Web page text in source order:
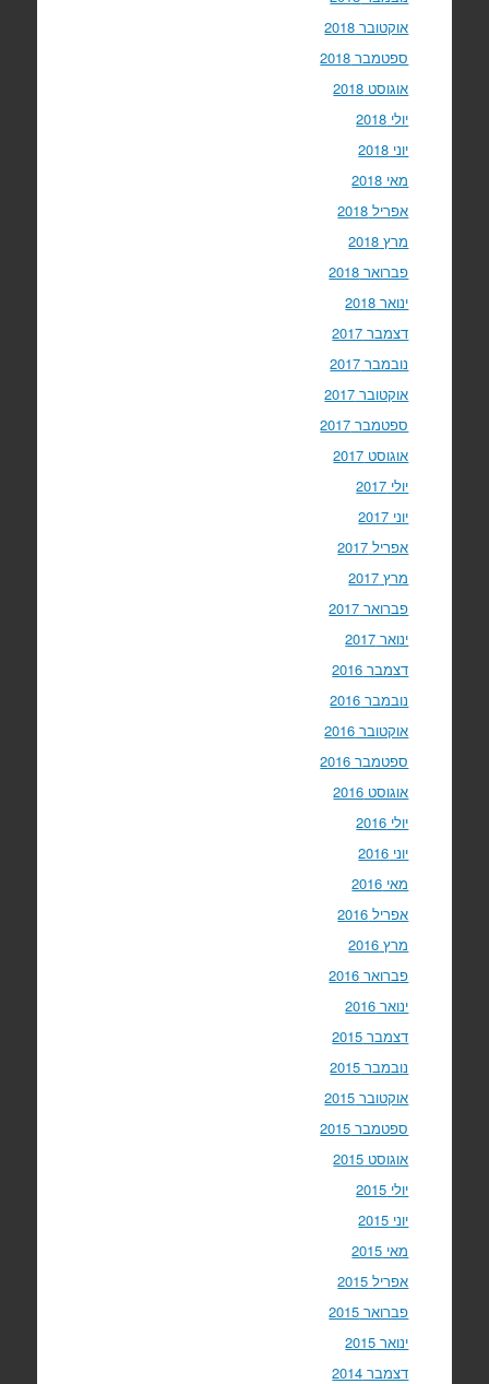
אוקטובר 2018
ספטמבר 2018
אוגוסט 2018
יולי 2018
יוני 2018
מאי 2018
אפריל 2018
מרץ 2018
פברואר 2018
ינואר 2018
דצמבר 2017
נובמבר 2017
אוקטובר 2017
ספטמבר 2017
אוגוסט 2017
יולי 2017
יוני 2017
אפריל 2017
מרץ 2017
פברואר 2017
ינואר 2017
דצמבר 2016
נובמבר 2016
אוקטובר 2016
ספטמבר 2016
אוגוסט 2016
יולי 2016
יוני 2016
מאי 2016
אפריל 2016
מרץ 2016
פברואר 2016
ינואר 2016
דצמבר 2015
נובמבר 2015
אוקטובר 2015
ספטמבר 2015
אוגוסט 2015
יולי 2015
יוני 2015
מאי 2015
אפריל 2015
פברואר 2015
ינואר 2015
דצמבר 2014